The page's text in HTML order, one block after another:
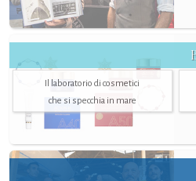
Il laboratorio di cosmetici
che si specchia in mare